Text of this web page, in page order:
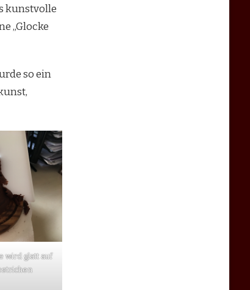
kunstvolle
„Glocke
so ein
wird glatt auf